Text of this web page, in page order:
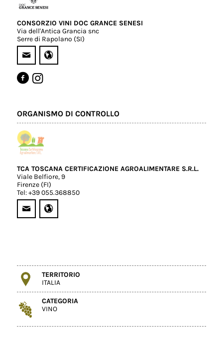
CONSORZIO VINI DOC GRANCE SENESI
Via dell'Antica Grancia snc
Serre di Rapolano (SI)
ORGANISMO DI CONTROLLO
TCA TOSCANA CERTIFICAZIONE AGROALIMENTARE S.R.L.
Viale Belfiore, 9
Firenze (FI)
Tel: +39 055.368850
TERRITORIO
ITALIA
CATEGORIA
VINO